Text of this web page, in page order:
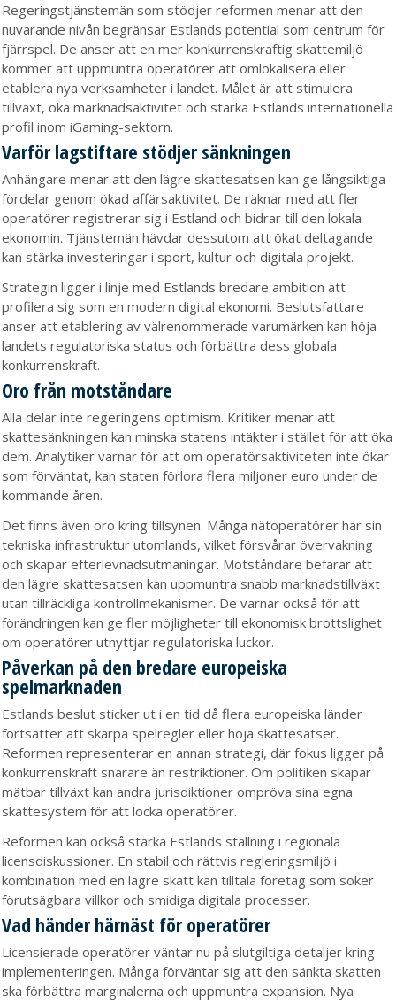
Regeringstjänstemän som stödjer reformen menar att den
nuvarande nivån begränsar Estlands potential som centrum för
fjärrspel. De anser att en mer konkurrenskraftig skattemiljö
kommer att uppmuntra operatörer att omlokalisera eller
etablera nya verksamheter i landet. Målet är att stimulera
tillväxt, öka marknadsaktivitet och stärka Estlands internationella
profil inom iGaming-sektorn.
Varför lagstiftare stödjer sänkningen
Anhängare menar att den lägre skattesatsen kan ge långsiktiga
fördelar genom ökad affärsaktivitet. De räknar med att fler
operatörer registrerar sig i Estland och bidrar till den lokala
ekonomin. Tjänstemän hävdar dessutom att ökat deltagande
kan stärka investeringar i sport, kultur och digitala projekt.
Strategin ligger i linje med Estlands bredare ambition att
profilera sig som en modern digital ekonomi. Beslutsfattare
anser att etablering av välrenommerade varumärken kan höja
landets regulatoriska status och förbättra dess globala
konkurrenskraft.
Oro från motståndare
Alla delar inte regeringens optimism. Kritiker menar att
skattesänkningen kan minska statens intäkter i stället för att öka
dem. Analytiker varnar för att om operatörsaktiviteten inte ökar
som förväntat, kan staten förlora flera miljoner euro under de
kommande åren.
Det finns även oro kring tillsynen. Många nätoperatörer har sin
tekniska infrastruktur utomlands, vilket försvårar övervakning
och skapar efterlevnadsutmaningar. Motståndare befarar att
den lägre skattesatsen kan uppmuntra snabb marknadstillväxt
utan tillräckliga kontrollmekanismer. De varnar också för att
förändringen kan ge fler möjligheter till ekonomisk brottslighet
om operatörer utnyttjar regulatoriska luckor.
Påverkan på den bredare europeiska
spelmarknaden
Estlands beslut sticker ut i en tid då flera europeiska länder
fortsätter att skärpa spelregler eller höja skattesatser.
Reformen representerar en annan strategi, där fokus ligger på
konkurrenskraft snarare än restriktioner. Om politiken skapar
mätbar tillväxt kan andra jurisdiktioner ompröva sina egna
skattesystem för att locka operatörer.
Reformen kan också stärka Estlands ställning i regionala
licensdiskussioner. En stabil och rättvis regleringsmiljö i
kombination med en lägre skatt kan tilltala företag som söker
förutsägbara villkor och smidiga digitala processer.
Vad händer härnäst för operatörer
Licensierade operatörer väntar nu på slutgiltiga detaljer kring
implementeringen. Många förväntar sig att den sänkta skatten
ska förbättra marginalerna och uppmuntra expansion. Nya